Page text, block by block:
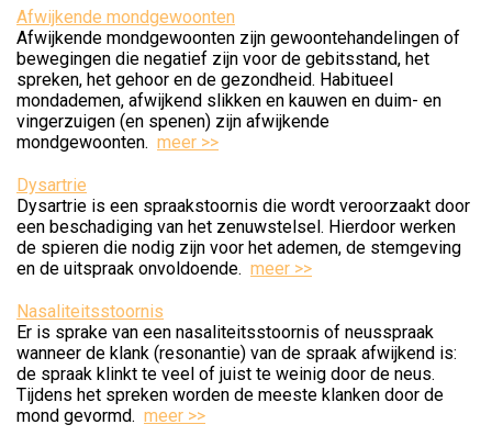
Afwijkende mondgewoonten
Afwijkende mondgewoonten zijn gewoontehandelingen of
bewegingen die negatief zijn voor de gebitsstand, het
spreken, het gehoor en de gezondheid. Habitueel
mondademen, afwijkend slikken en kauwen en duim- en
vingerzuigen (en spenen) zijn afwijkende
mondgewoonten. meer >>
Dysartrie
Dysartrie is een spraakstoornis die wordt veroorzaakt door
een beschadiging van het zenuwstelsel. Hierdoor werken
de spieren die nodig zijn voor het ademen, de stemgeving
en de uitspraak onvoldoende. meer >>
Nasaliteitsstoornis
Er is sprake van een nasaliteitsstoornis of neusspraak
wanneer de klank (resonantie) van de spraak afwijkend is:
de spraak klinkt te veel of juist te weinig door de neus.
Tijdens het spreken worden de meeste klanken door de
mond gevormd. meer >>